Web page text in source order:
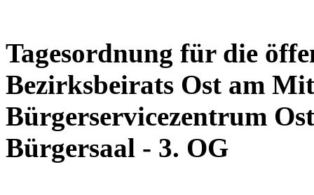
Tagesordnung für die
Bezirksbeirats Ost am
Bürgerservicezentrum
Bürgersaal - 3. OG